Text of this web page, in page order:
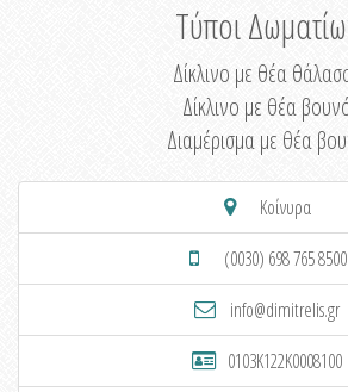
Τύποι
Δίκλινο με θέα
Δίκλινο με θέα
Διαμέρισμα με θέα
Κοίνυρα
(0030) 698 765 8500
info@dimitrelis.gr
0103K122K0008100